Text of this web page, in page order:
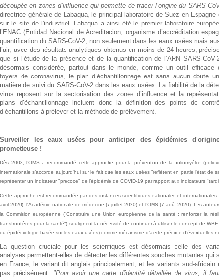
découpée en zones d’influence qui permette de tracer l’origine du SARS-
directrice générale de Labaqua, le principal laboratoire de Suez en
sur le site de l’industriel. Labaqua a ainsi été le premier laboratoire
l’ENAC (Entidad Nacional de Acreditacion, organisme d’accréditation
quantification du SARS-CoV-2, non seulement dans les eaux usées mais
l’air, avec des résultats analytiques obtenus en moins de 24 heures,
que si l’étude de la présence et de la quantification de l’ARN SARS-
désormais considérée, partout dans le monde, comme un outil efficace
foyers de coronavirus, le plan d’échantillonnage est sans aucun doute
matière de suivi du SARS-CoV-2 dans les eaux usées. La fiabilité de la
virus reposent sur la sectorisation des zones d’influence et la
plans d’échantillonnage incluent donc la définition des points de
d’échantillons à prélever et la méthode de prélèvement.
Surveiller les eaux usées pour anticiper des épidémies
prometteuse !
Dès 2003, l’OMS a recommandé cette approche pour la prévention de la poliomyélite
internationale s’accorde aujourd'hui sur le fait que les eaux usées "reflètent en partie l’état de
représenter un indicateur "précoce" de l’épidémie de COVID-19 par rapport aux indicateurs
Cette approche est recommandée par des instances scientifiques nationales et
avril 2020), l'Académie nationale de médecine (7 juillet 2020) et l’OMS (7 août 2020). Les
la Commision européenne ("Construire une Union européenne de la santé : renforcer la
transfrontières pour la santé") soulignent la nécessité de continuer à utiliser le concept de
ou épidémiologie basée sur les eaux usées) comme mécanisme d’alerte précoce d’éventuelles
La question cruciale pour les scienfiques est désormais celle des
analyses permettent-elles de détecter les différentes souches mutantes qui
en France, le variant dit anglais principalement, et les variants sud-africain
pas précisément. "Pour avoir une carte d'identité détaillée de virus, il